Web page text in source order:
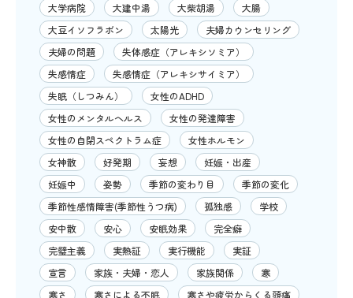
大学病院
大建中湯 大柴胡湯
大腸
大豆イソフラボン
太陽光
夫婦カウンセリング
夫婦の問題
失体感症（アレキシソミア）
失感情症
失感情症（アレキシサイミア）
失眠（しつみん）
女性のADHD
女性のメンタルヘルス
女性の発達障害
女性の自閉スペクトラム症
女性ホルモン
女神散
好発期 妄想
妊娠・出産
妊娠中
姿勢 季節の変わり目
季節の変化
季節性感情障害(季節性うつ病)
孤独感
学校
安中散
安心 安眠効果
完全癖
完璧主義
実熱証 実行機能
実証
宣言
家族・夫婦・恋人 家族関係
寒
寒さ
寒さによる不眠
寒さや疲労からくる頭痛